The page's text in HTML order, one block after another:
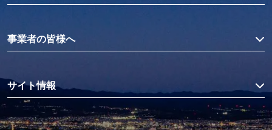
事業者の皆様へ
サイト情報